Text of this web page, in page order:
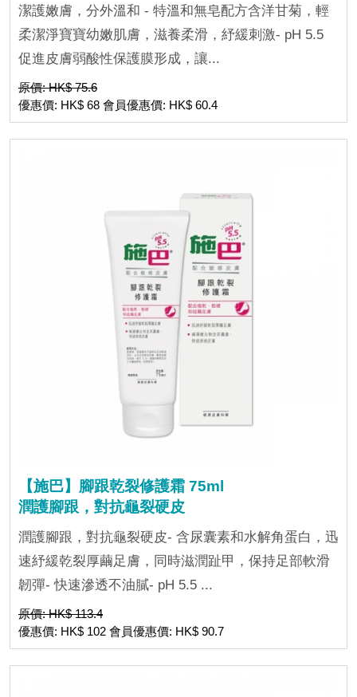
潔護嫩膚，分外溫和 - 特溫和無皂配方含洋甘菊，輕
柔潔淨寶寶幼嫩肌膚，滋養柔滑，紓緩刺激- pH 5.5
促進皮膚弱酸性保護膜形成，讓...
原價: HK$ 75.6
優惠價: HK$ 68 會員優惠價: HK$ 60.4
【施巴】腳跟乾裂修護霜 75ml
潤護腳跟，對抗龜裂硬皮
潤護腳跟，對抗龜裂硬皮- 含尿囊素和水解角蛋白，迅
速紓緩乾裂厚繭足膚，同時滋潤趾甲，保持足部軟滑
韌彈- 快速滲透不油膩- pH 5.5 ...
原價: HK$ 113.4
優惠價: HK$ 102 會員優惠價: HK$ 90.7